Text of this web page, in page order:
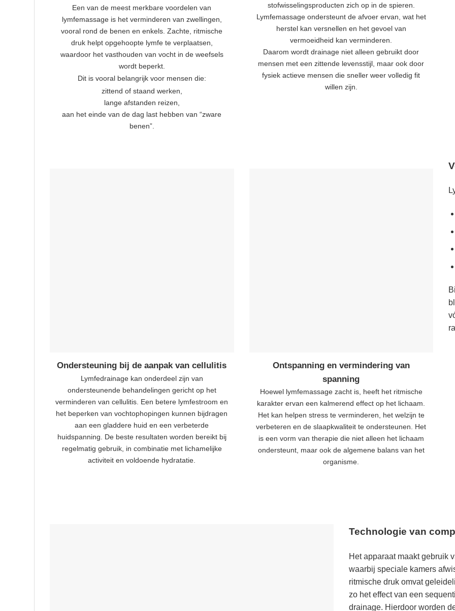
Een van de meest merkbare voordelen van
lymfemassage is het verminderen van zwellingen,
vooral rond de benen en enkels. Zachte, ritmische
druk helpt opgehoopte lymfe te verplaatsen,
waardoor het vasthouden van vocht in de weefsels
wordt beperkt.
Dit is vooral belangrijk voor mensen die:
zittend of staand werken,
lange afstanden reizen,
aan het einde van de dag last hebben van “zware
benen”.
stofwisselingsproducten zich op in de spieren.
Lymfemassage ondersteunt de afvoer ervan, wat het
herstel kan versnellen en het gevoel van
vermoeidheid kan verminderen.
Daarom wordt drainage niet alleen gebruikt door
mensen met een zittende levensstijl, maar ook door
fysiek actieve mensen die sneller weer volledig fit
willen zijn.
Ondersteuning bij de aanpak van cellulitis
Lymfedrainage kan onderdeel zijn van
ondersteunende behandelingen gericht op het
verminderen van cellulitis. Een betere lymfestroom en
het beperken van vochtophopingen kunnen bijdragen
aan een gladdere huid en een verbeterde
huidspanning. De beste resultaten worden bereikt bij
regelmatig gebruik, in combinatie met lichamelijke
activiteit en voldoende hydratatie.
Ontspanning en vermindering van
spanning
Hoewel lymfemassage zacht is, heeft het ritmische
karakter ervan een kalmerend effect op het lichaam.
Het kan helpen stress te verminderen, het welzijn te
verbeteren en de slaapkwaliteit te ondersteunen. Het
is een vorm van therapie die niet alleen het lichaam
ondersteunt, maar ook de algemene balans van het
organisme.
Technologie van
Het apparaat maakt gebruik
waarbij speciale kamers
ritmische druk omvat
zo het effect van een
drainage. Hierdoor worden